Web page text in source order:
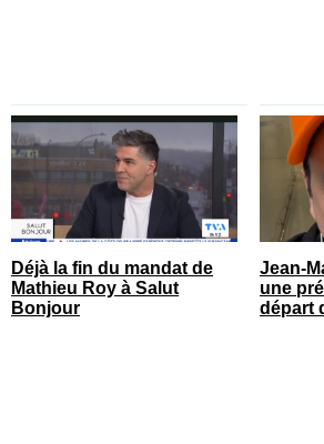
Déjà la fin du mandat de
Mathieu Roy à Salut
Bonjour
Jean-
une
départ